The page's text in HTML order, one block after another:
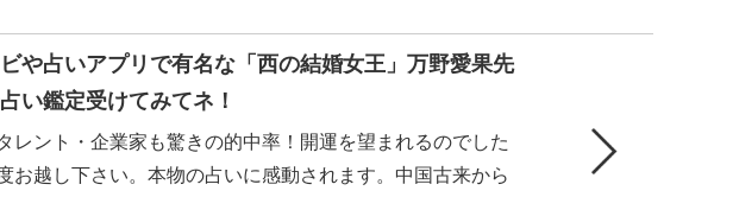
や占いアプリで有名な「西の結婚女王」万野愛果先
い鑑定受けてみてネ！
レント・企業家も驚きの的中率！開運を望まれるのでした
お越し下さい。本物の占いに感動されます。中国古来から